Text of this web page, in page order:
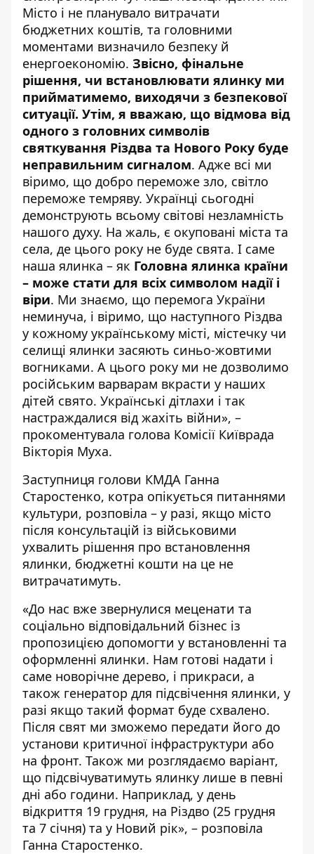
Місто і не планувало витрачати
бюджетних коштів, та головними
моментами визначило безпеку й
енергоекономію. Звісно, фінальне
рішення, чи встановлювати ялинку ми
прийматимемо, виходячи з безпекової
ситуації. Утім, я вважаю, що відмова від
одного з головних символів
святкування Різдва та Нового Року буде
неправильним сигналом. Адже всі ми
віримо, що добро переможе зло, світло
переможе темряву. Українці сьогодні
демонструють всьому світові незламність
нашого духу. На жаль, є окуповані міста та
села, де цього року не буде свята. І саме
наша ялинка – як Головна ялинка країни
– може стати для всіх символом надії і
віри. Ми знаємо, що перемога України
неминуча, і віримо, що наступного Різдва
у кожному українському місті, містечку чи
селищі ялинки засяють синьо-жовтими
вогниками. А цього року ми не дозволимо
російським варварам вкрасти у наших
дітей свято. Українські дітлахи і так
настраждалися від жахіть війни», –
прокоментувала голова Комісії Київрада
Вікторія Муха.
Заступниця голови КМДА Ганна
Старостенко, котра опікується питаннями
культури, розповіла – у разі, якщо місто
після консультацій із військовими
ухвалить рішення про встановлення
ялинки, бюджетні кошти на це не
витрачатимуть.
«До нас вже звернулися меценати та
соціально відповідальний бізнес із
пропозицією допомогти у встановленні та
оформленні ялинки. Нам готові надати і
саме новорічне дерево, і прикраси, а
також генератор для підсвічення ялинки, у
разі якщо такий формат буде схвалено.
Після свят ми зможемо передати його до
установи критичної інфраструктури або
на фронт. Також ми розглядаємо варіант,
що підсвічуватимуть ялинку лише в певні
дні або години. Наприклад, у день
відкриття 19 грудня, на Різдво (25 грудня
та 7 січня) та у Новий рік», – розповіла
Ганна Старостенко.